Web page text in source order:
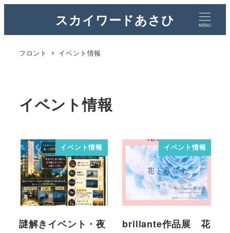
スカイワードあさひ MENU
フロント イベント情報
イベント情報
イベント情報
謎解きイベント・夜
イベント情報
brillante作品展 花